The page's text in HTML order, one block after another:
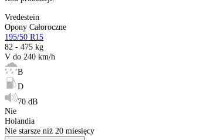
Sezon:
Rozmiar:
Indeks ładowności
Indeks prędkości
Etykieta EU
XL (Extra Load)
Kraj pochodzenia: